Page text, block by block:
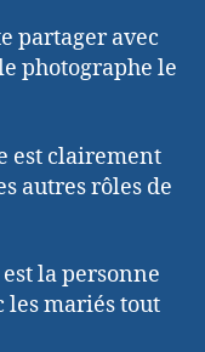
partager avec
photographe le
est clairement
autres rôles de
la personne
les mariés tout